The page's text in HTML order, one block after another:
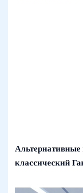
классический